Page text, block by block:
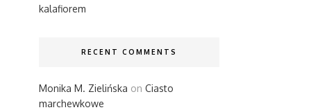
kalafiorem
RECENT COMMENTS
Monika M. Zielińska on Ciasto
marchewkowe